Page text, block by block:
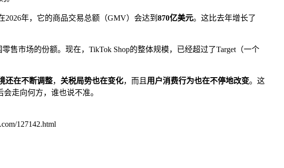
2026年，它的商品交易总额（GMV）会达到 870亿美元。这比去年增长了
售市场的份额。现在，TikTok Shop的整体规模，已经超过了Target（一个
还在不断调整， 关税局势也在变化，而且 用户消费行为也在不停地改变。这
走向何方，谁也说不准。
127142.html